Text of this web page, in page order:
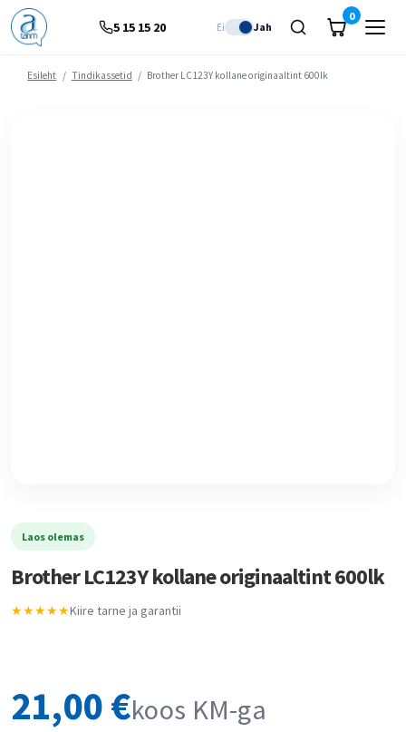
5 15 15 20 Ei Jah
0
Esileht / Tindikassetid / Brother LC123Y kollane originaaltint 600lk
Laos olemas
Brother LC123Y kollane originaaltint 600lk
★★★★★Kiire tarne ja garantii
21,00€koos KM-ga